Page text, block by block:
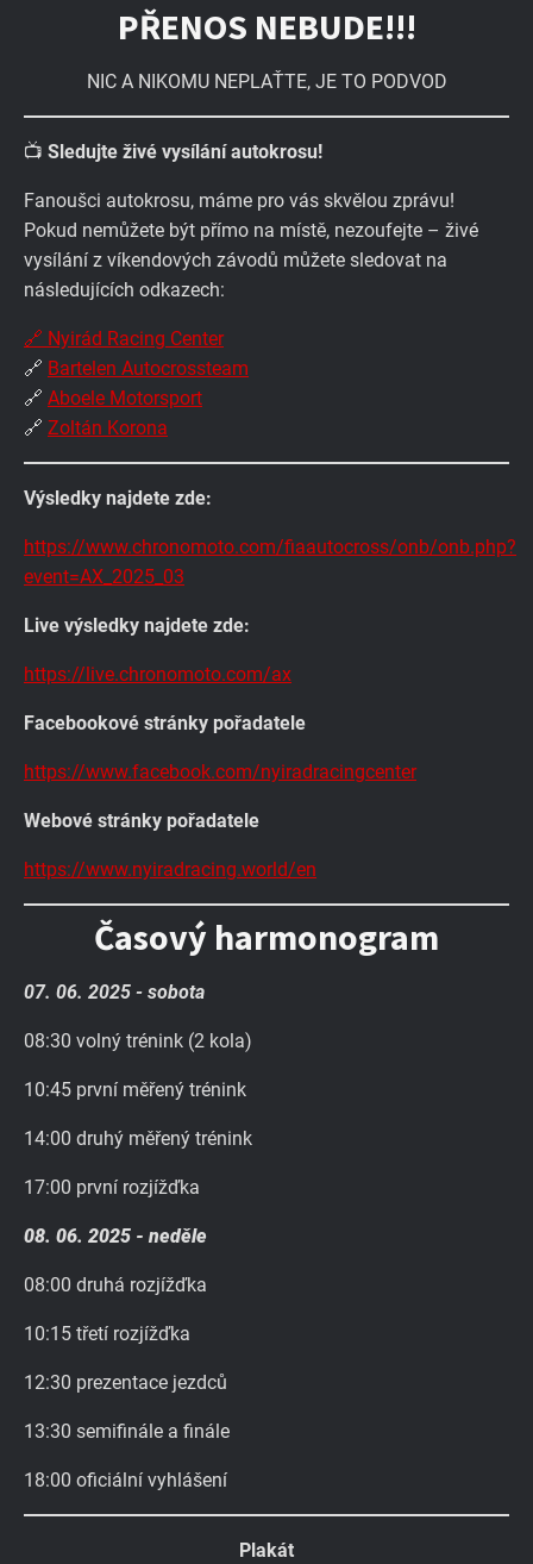
PŘENOS NEBUDE!!!
NIC A NIKOMU NEPLAŤTE, JE TO PODVOD
📺 Sledujte živé vysílání autokrosu!
Fanoušci autokrosu, máme pro vás skvělou zprávu!
Pokud nemůžete být přímo na místě, nezoufejte – živé
vysílání z víkendových závodů můžete sledovat na
následujících odkazech:
🔗 Nyirád Racing Center
🔗 Bartelen Autocrossteam
🔗 Aboele Motorsport
🔗 Zoltán Korona
Výsledky najdete zde:
https://www.chronomoto.com/fiaautocross/onb/onb.php?
event=AX_2025_03
Live výsledky najdete zde:
https://live.chronomoto.com/ax
Facebookové stránky pořadatele
https://www.facebook.com/nyiradracingcenter
Webové stránky pořadatele
https://www.nyiradracing.world/en
Časový harmonogram
07. 06. 2025 - sobota
08:30 volný trénink (2 kola)
10:45 první měřený trénink
14:00 druhý měřený trénink
17:00 první rozjížďka
08. 06. 2025 - neděle
08:00 druhá rozjížďka
10:15 třetí rozjížďka
12:30 prezentace jezdců
13:30 semifinále a finále
18:00 oficiální vyhlášení
Plakát